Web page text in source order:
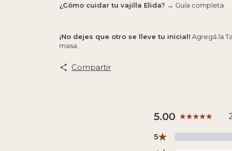
¿Cómo cuidar tu vajilla Elida? → Guía completa
¡No dejes que otro se lleve tu inicial! Agregá la
masa.
Compartir
5.00
5★